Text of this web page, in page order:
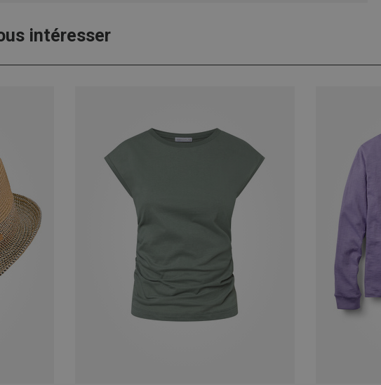
intéresser